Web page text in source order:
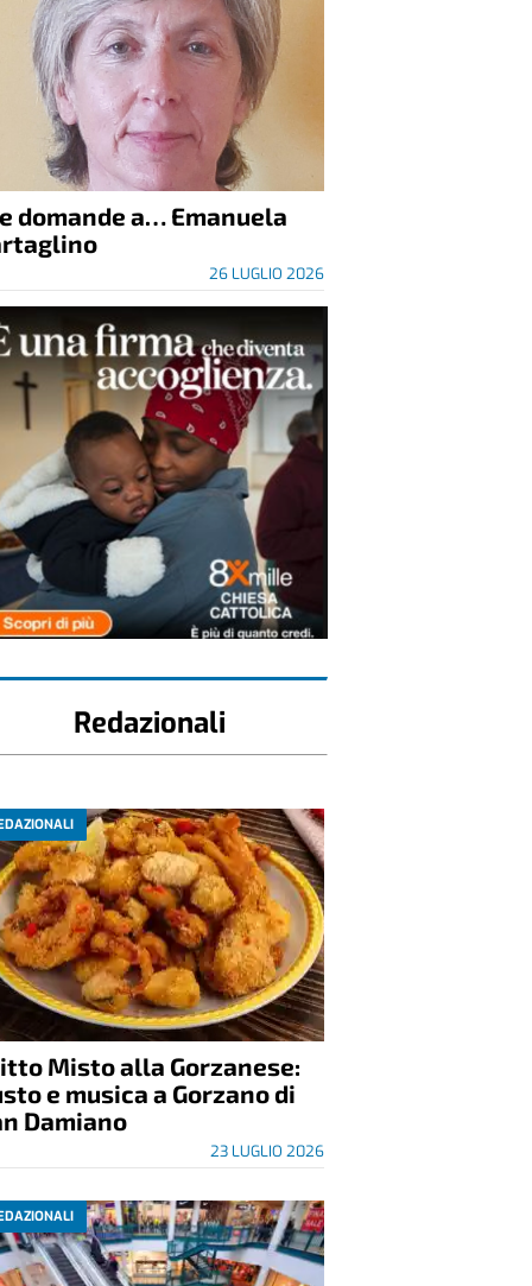
domande a… Emanuela
26 LUGLIO 2026
Redazionali
Misto alla Gorzanese:
e musica a Gorzano di
Damiano
23 LUGLIO 2026